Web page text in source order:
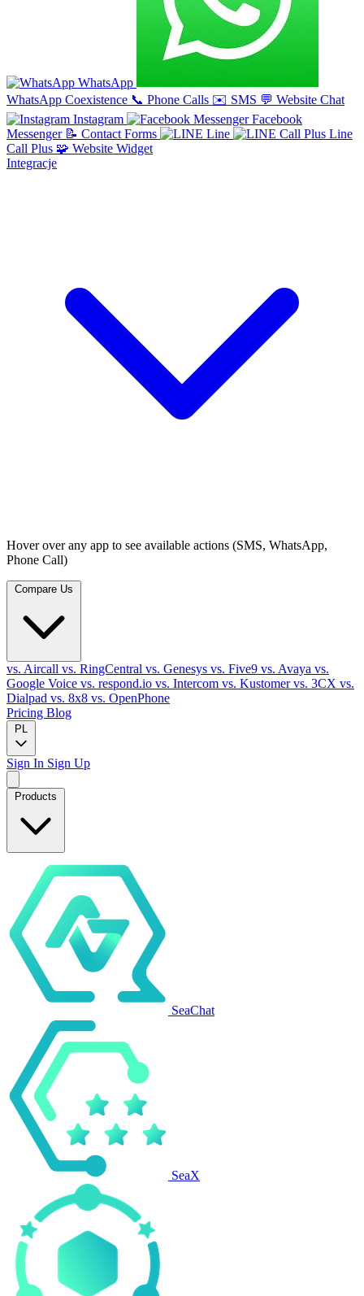
WhatsApp
WhatsApp Coexistence 📞 Phone Calls ✉️ SMS 💬 Website Chat
Instagram
Facebook
Messenger 📝 Contact Forms Line
Line
Call Plus 🧩 Website Widget
Integracje
Hover over any app to see available actions (SMS, WhatsApp,
Phone Call)
vs. Aircall vs. RingCentral vs. Genesys vs. Five9 vs. Avaya vs.
Google Voice vs. respond.io vs. Intercom vs. Kustomervs. 3CX vs.
Dialpad vs. 8x8 vs. OpenPhone
Pricing Blog
PL
Sign In Sign Up
Products
SeaChat
SeaX